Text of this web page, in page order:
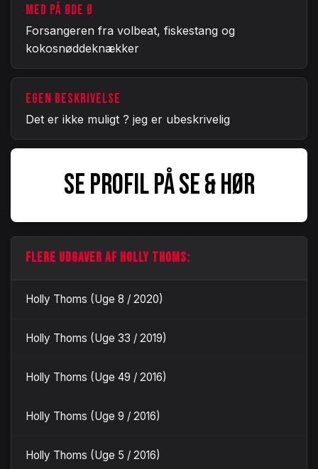
MED PÅ ØDE Ø
Forsangeren fra volbeat, fiskestang og
kokosnøddeknækker
EGEN BESKRIVELSE
Det er ikke muligt ? jeg er ubeskrivelig
SE PROFIL PÅ SE & HØR
FLERE UDGAVER AF HOLLY THOMS:
Holly Thoms (Uge 8 / 2020)
Holly Thoms (Uge 33 / 2019)
Holly Thoms (Uge 49 / 2016)
Holly Thoms (Uge 9 / 2016)
Holly Thoms (Uge 5 / 2016)